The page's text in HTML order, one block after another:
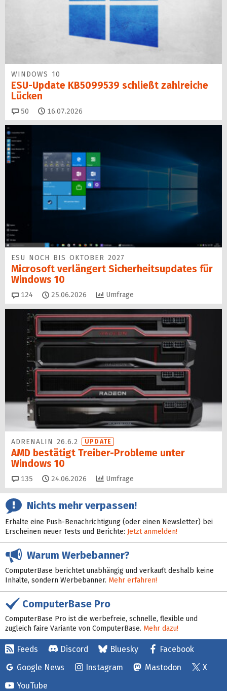
WINDOWS 10
ESU-Update KB5099539 schließt zahlreiche
Lücken
50 Kommentare
16.07.2026
ESU NOCH BIS OKTOBER 2027
Microsoft verlängert Sicherheitsupdates für
Windows 10
124 Kommentare
25.06.2026 Umfrage
ADRENALIN 26.6.2 UPDATE
AMD bestätigt Treiber-Probleme unter
Windows 10
135 Kommentare
24.06.2026 Umfrage
Nichts mehr verpassen!
Erhalte eine Push-Benachrichtigung (oder einen Newsletter) bei
Erscheinen neuer Tests und Berichte: Jetzt anmelden!
Warum Werbebanner?
ComputerBase berichtet unabhängig und verkauft deshalb keine
Inhalte, sondern Werbebanner. Mehr erfahren!
ComputerBase Pro
ComputerBase Pro ist die werbefreie, schnelle, flexible und
zugleich faire Variante von ComputerBase. Mehr dazu!
Feeds Discord Bluesky
Facebook
Google News
Instagram Mastodon
X
YouTube